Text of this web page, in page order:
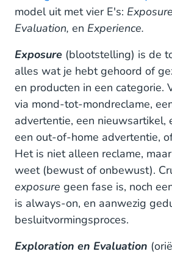
model uit met vier E's:
Evaluation, en Experience.
Exposure (blootstelling) is de
alles wat je hebt gehoord of
en producten in een categorie.
via mond-tot-mondreclame,
advertentie, een nieuwsartikel,
een out-of-home advertentie,
Het is niet alleen reclame,
weet (bewust of onbewust).
exposure geen fase is, noch
is always-on, en aanwezig
besluitvormingsproces.
Exploration en Evaluation